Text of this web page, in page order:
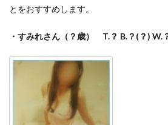
とをおすすめします。
・すみれさん（？歳） T.？ B.？(？) W.